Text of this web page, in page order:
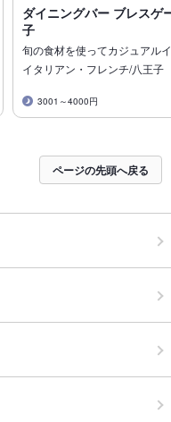
ダイニングバー ブレスゲ
子
旬の食材を使ってカジュアル
イタリアン・フレンチ/八王子
3001～4000円
ページの先頭へ戻る